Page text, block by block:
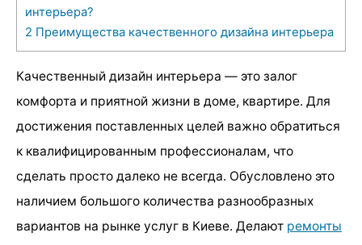
интерьера?
2 Преимущества качественного дизайна интерьера
Качественный дизайн интерьера — это залог
комфорта и приятной жизни в доме, квартире. Для
достижения поставленных целей важно обратиться
к квалифицированным профессионалам, что
сделать просто далеко не всегда. Обусловлено это
наличием большого количества разнообразных
вариантов на рынке услуг в Киеве. Делают ремонты